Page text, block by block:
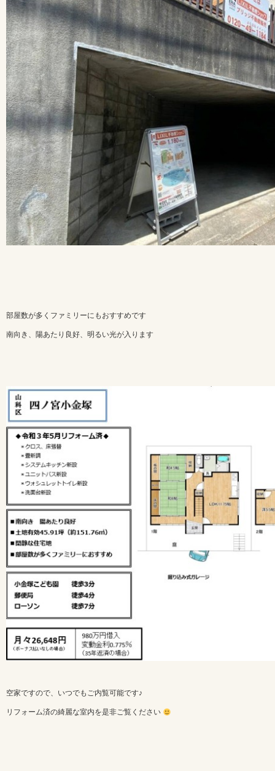
部屋数が多くファミリーにもおすすめです
南向き、陽あたり良好、明るい光が入ります
空家ですので、いつでもご内覧可能です♪
リフォーム済の綺麗な室内を是非ご覧ください